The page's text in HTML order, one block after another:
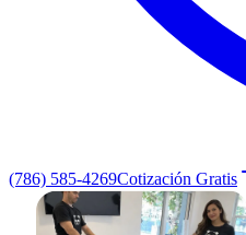
(786) 585-4269Cotización Gratis